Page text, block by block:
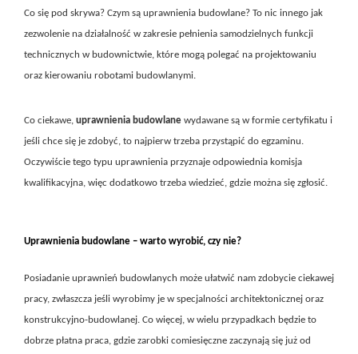
Co się pod skrywa? Czym są uprawnienia budowlane? To nic innego jak
zezwolenie na działalność w zakresie pełnienia samodzielnych funkcji
technicznych w budownictwie, które mogą polegać na projektowaniu
oraz kierowaniu robotami budowlanymi.
Co ciekawe, uprawnienia budowlane wydawane są w formie certyfikatu i
jeśli chce się je zdobyć, to najpierw trzeba przystąpić do egzaminu.
Oczywiście tego typu uprawnienia przyznaje odpowiednia komisja
kwalifikacyjna, więc dodatkowo trzeba wiedzieć, gdzie można się zgłosić.
Uprawnienia budowlane – warto wyrobić, czy nie?
Posiadanie uprawnień budowlanych może ułatwić nam zdobycie ciekawej
pracy, zwłaszcza jeśli wyrobimy je w specjalności architektonicznej oraz
konstrukcyjno-budowlanej. Co więcej, w wielu przypadkach będzie to
dobrze płatna praca, gdzie zarobki comiesięczne zaczynają się już od